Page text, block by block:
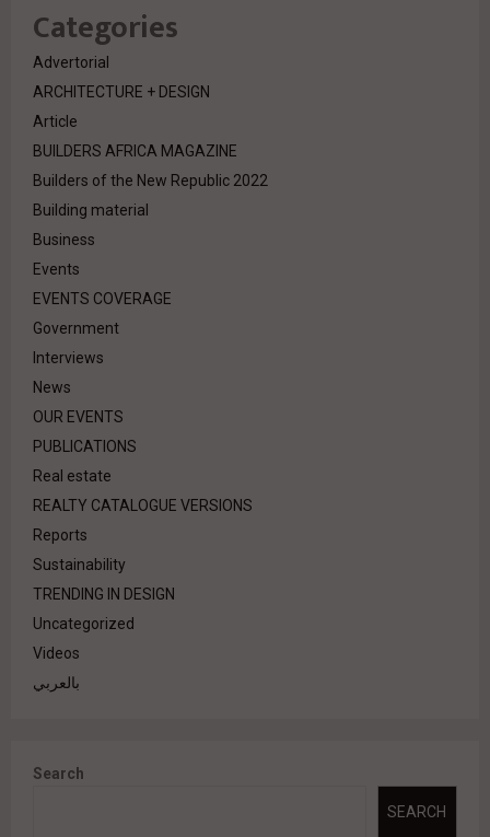
Categories
Advertorial
ARCHITECTURE + DESIGN
Article
BUILDERS AFRICA MAGAZINE
Builders of the New Republic 2022
Building material
Business
Events
EVENTS COVERAGE
Government
Interviews
News
OUR EVENTS
PUBLICATIONS
Real estate
REALTY CATALOGUE VERSIONS
Reports
Sustainability
TRENDING IN DESIGN
Uncategorized
Videos
بالعربي
Search
SEARCH